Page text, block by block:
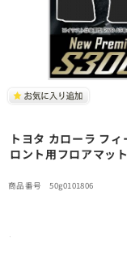
トヨタ カローラ フ
ロント用フロアマッ
50g0101806